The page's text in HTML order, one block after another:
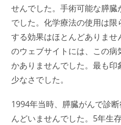
せんでした。手術可能な膵
でした。化学療法の使用は
する効果はほとんどありま
のウェブサイトには、この
かありませんでした。最も
少なさでした。
1994年当時、膵臓がんで診
んどいませんでした。5年生